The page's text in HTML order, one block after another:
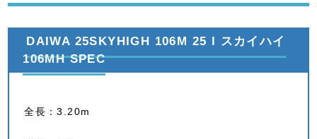
DAIWA 25SKYHIGH 106M 25 l スカイハイ
106MH SPEC
全長：3.20m